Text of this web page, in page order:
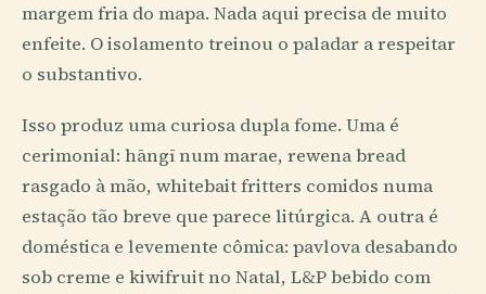
margem fria do mapa. Nada aqui precisa de muito
enfeite. O isolamento treinou o paladar a respeitar
o substantivo.
Isso produz uma curiosa dupla fome. Uma é
cerimonial: hāngī num marae, rewena bread
rasgado à mão, whitebait fritters comidos numa
estação tão breve que parece litúrgica. A outra é
doméstica e levemente cômica: pavlova desabando
sob creme e kiwifruit no Natal, L&P bebido com